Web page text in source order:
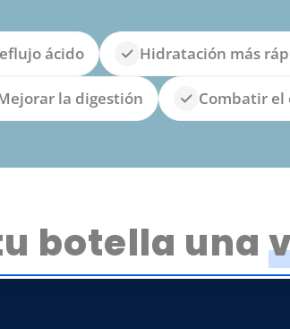
ácido Hidratación más
la digestión Combatir el
botella una